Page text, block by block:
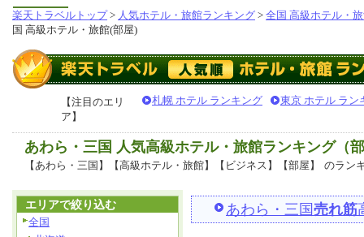
楽天トラベルトップ> 人気ホテル・旅館ランキング > 全国 高級ホテル・
国 高級ホテル・旅館(部屋)
【注目のエリ
ア】
札幌 ホテル ランキング 東京 ホテル ラン
あわら・三国 人気高級ホテル・旅館ランキング（
【あわら・三国】【高級ホテル・旅館】【ビジネス】【部屋】 のラン
あわら・三国売れ筋
エリアで絞り込む
全国